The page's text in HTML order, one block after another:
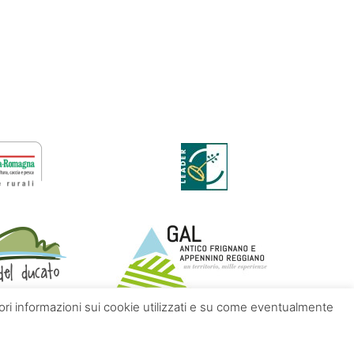
informazioni sui cookie utilizzati e su come eventualmente